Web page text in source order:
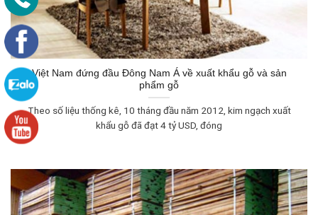
Việt Nam đứng đầu Đông Nam Á về xuất khẩu gỗ và sản
phẩm gỗ
Theo số liệu thống kê, 10 tháng đầu năm 2012, kim ngạch xuất
khẩu gỗ đã đạt 4 tỷ USD, đóng